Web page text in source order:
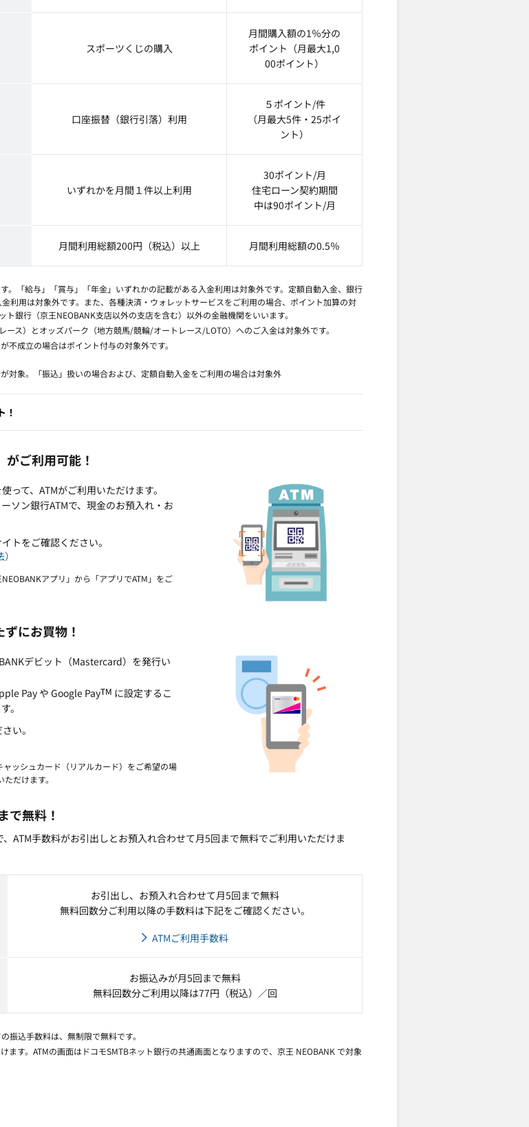
スポーツくじの購入
月間購入額の1％分の
ポイント（月最大1,0
00ポイント）
口座振替（銀行引落）利用
５ポイント/件
（月最大5件・25ポイ
ント）
いずれかを月間１件以上利用
30ポイント/月
住宅ローン契約期間
中は90ポイント/月
月間利用総額200円（税込）以上 月間利用総額の0.5％
「給与」「賞与」「年金」いずれかの記載がある入金利用は対象外です。定額自動入金、銀行
利用は対象外です。また、各種決済・ウォレットサービスをご利用の場合、ポイント加算の対
銀行（京王NEOBANK支店以外の支店を含む）以外の金融機関をいいます。
ス）とオッズパーク（地方競馬/競輪/オートレース/LOTO）へのご入金は対象外です。
成立の場合はポイント付与の対象外です。
象。「振込」扱いの場合および、定額自動入金をご利用の場合は対象外
！
ご利用可能！
って、ATMがご利用いただけます。
ソン銀行ATMで、現金のお預入れ・お
トをご確認ください。
アプリ」から「アプリでATM」をご
にお買物！
デビット（Mastercard）を発行い
Pay や Google PayTM に設定するこ
。
い。
ッシュカード（リアルカード）をご希望の場
だけます。
で無料！
ATM手数料がお引出しとお預入れ合わせて月5回まで無料でご利用いただけま
お引出し、お預入れ合わせて月5回まで無料
無料回数分ご利用以降の手数料は下記をご確認ください。
ATMご利用手数料
お振込みが月5回まで無料
無料回数分ご利用以降は77円（税込）／回
振込手数料は、無制限で無料です。
す。ATMの画面はドコモSMTBネット銀行の共通画面となりますので、京王 NEOBANK で対象